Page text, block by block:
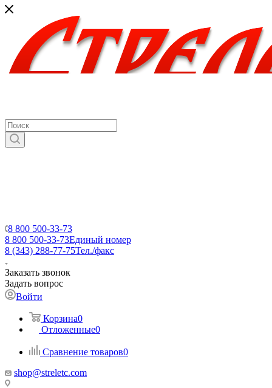
8 800 500-33-73
8 800 500-33-73Единый номер
8 (343) 288-77-75Тел./факс
Заказать звонок
Задать вопрос
Войти
Корзина0
Отложенные0
Сравнение товаров0
shop@streletc.com